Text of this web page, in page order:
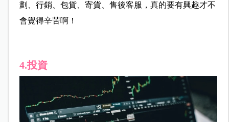
劃、行銷、包貨、寄貨、售後客服，真的要有興趣才不
會覺得辛苦啊！
4.投資